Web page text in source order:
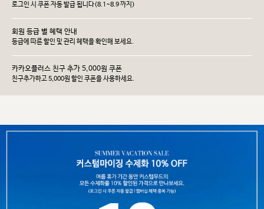
로그인 시 쿠폰 자동 발급 됩니다(8.1~8.9 까지)
회원 등급 별 혜택 안내
등급에 따른 할인 및 관리 헤택을 확인해 보세요.
카카오플러스 친구 추가 5,000원 쿠폰
친구추가하고 5,000원 할인 쿠폰을 사용하세요.